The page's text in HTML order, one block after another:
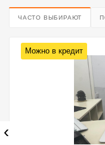
ЧАСТО ВЫБИРАЮТ
Можно в кредит
‹